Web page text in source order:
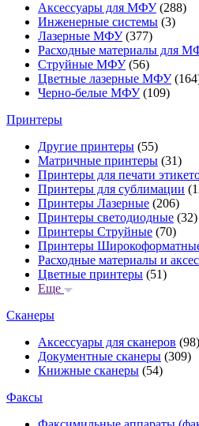
Аксессуары для МФУ(288)
Инженерные системы (3)
Лазерные МФУ(377)
Расходные материалы для
Струйные МФУ(56)
Цветные лазерные МФУ
Черно-белые МФУ(109)
Принтеры
Другие принтеры (55)
Матричные принтеры (31)
Принтеры для печати
Принтеры для сублимации
Принтеры Лазерные (206)
Принтеры светодиодные (32)
Принтеры Струйные (70)
Принтеры
Расходные материалы и
Цветные принтеры (51)
Еще
Сканеры
Аксессуары для сканеров (98)
Документные сканеры (309)
Книжные сканеры (54)
Факсы